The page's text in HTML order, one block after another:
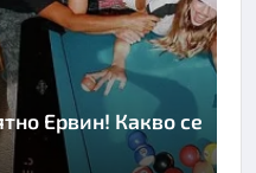
Ервин! Какво се